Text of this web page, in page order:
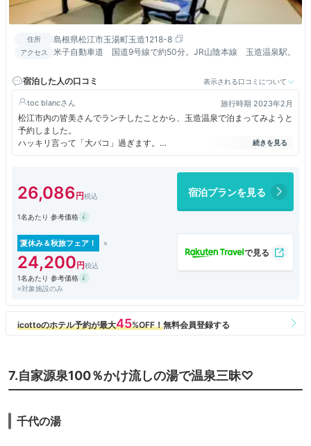
住所 島根県松江市玉湯町玉造1218-8
アクセス 米子自動車道 国道9号線で約50分。JR山陰本線 玉造温泉駅。
宿泊した人の口コミ 表示される口コミについて
toc blanc 旅行時期 2023年2月
松江市内の皆美さんでランチしたことから、玉造温泉で泊まってみようと
予約しました。
ハッキリ言って「大バコ」過ぎます。
大浴場が２か所とは…そのうちの「展望風呂」は内風呂の洗い場も少な
露天の展望風呂も狭いので横一列にしか入れません。
調べて無いですがもしや「風呂付き客室」があるからかしら？？？
それにしても…
◆食事
落ち着いてカニを頂くことが出来てとても良かったです。焼きガニの美味
しさは忘れられません。お食事は「雑炊」と思い込んでいた連れ合いはカ
朝食：オオバコであることを宿の側も自覚されているんですね、本当に
お席は潤沢にあって驚きました。
様々な料理が
ら受け取る方式でとても良いですね
牛乳は美味しかった！
26,086 宿泊プランを見る
1名あたり 参考価格
夏休み＆秋旅フェア！
24,200
1名あたり 参考価格
※対象施設のみ
7.自家源泉100％かけ流しの湯で温泉三昧♡
千代の湯